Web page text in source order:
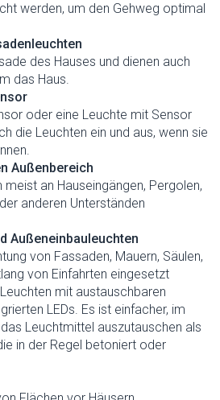
werden, um den Gehweg optimal
des Hauses und dienen auch
das Haus.
oder eine Leuchte mit Sensor
die Leuchten ein und aus, wenn sie
Außenbereich
an Hauseingängen, Pergolen,
anderen Unterständen
Außeneinbauleuchten
von Fassaden, Mauern, Säulen,
von Einfahrten eingesetzt
mit austauschbaren
LEDs. Es ist einfacher, im
Leuchtmittel auszutauschen als
in der Regel betoniert oder